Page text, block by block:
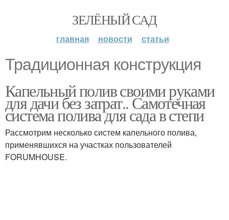
ЗЕЛЁНЫЙ САД
главная новости статьи
Традиционная конструкция
Капельный полив своими руками
для дачи без затрат.. Самотечная
система полива для сада в степи
Рассмотрим несколько систем капельного полива,
применявшихся на участках пользователей
FORUMHOUSE.